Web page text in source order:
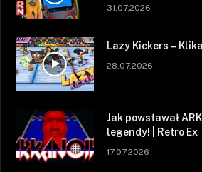
31.07.2026
Lazy Kickers –
28.07.2026
Jak powstawał
legendy! | Retro Ex
17.07.2026